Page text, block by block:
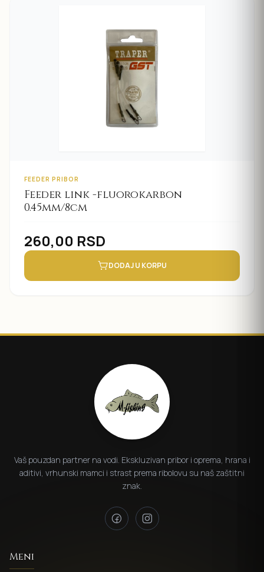
FEEDER PRIBOR
Feeder link -fluorokarbon
0.45mm/8cm
260,00 RSD
DODAJ U KORPU
Vaš pouzdan partner na vodi. Ekskluzivan pribor i oprema, hrana i
aditivi, vrhunski mamci i strast prema ribolovu su naš zaštitni
znak.
Meni